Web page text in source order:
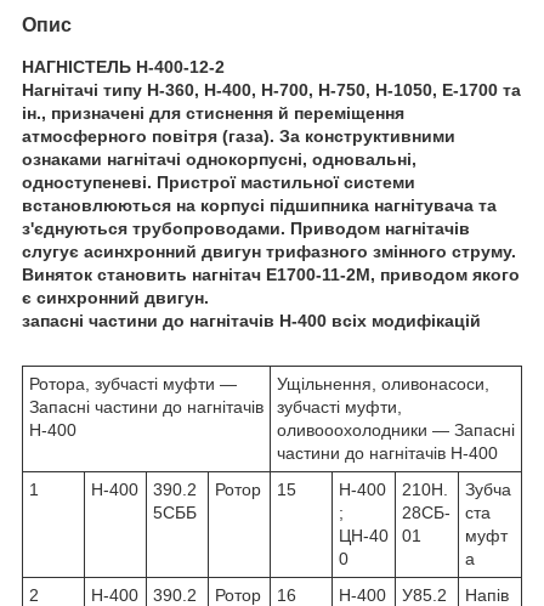
Опис
НАГНІСТЕЛЬ Н-400-12-2
Нагнітачі типу Н-360, Н-400, Н-700, Н-750, Н-1050, Е-1700 та
ін., призначені для стиснення й переміщення
атмосферного повітря (газа). За конструктивними
ознаками нагнітачі однокорпусні, одновальні,
одноступеневі. Пристрої мастильної системи
встановлюються на корпусі підшипника нагнітувача та
з'єднуються трубопроводами. Приводом нагнітачів
слугує асинхронний двигун трифазного змінного струму.
Виняток становить нагнітач Е1700-11-2М, приводом якого
є синхронний двигун.
запасні частини до нагнітачів Н-400 всіх модифікацій
Ротора, зубчасті муфти —
Запасні частини до нагнітачів
Н-400
Ущільнення, оливонасоси,
зубчасті муфти,
оливооохолодники — Запасні
частини до нагнітачів Н-400
1
Н-400
390.2
5СББ
Ротор 15
Н-400
;
ЦН-40
0
210Н.
28СБ-
01
Зубча
ста
муфт
а
2
Н-400
390.2
Ротор 16
Н-400
У85.2
Напів